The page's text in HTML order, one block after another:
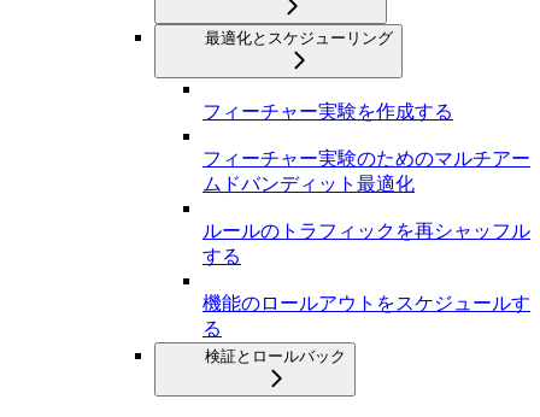
最適化とスケジューリング
フィーチャー実験を作成する
フィーチャー実験のためのマルチアー
ムドバンディット最適化
ルールのトラフィックを再シャッフル
する
機能のロールアウトをスケジュールす
る
検証とロールバック